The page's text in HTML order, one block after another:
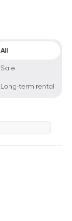
type
All
Sale
Long-term rental